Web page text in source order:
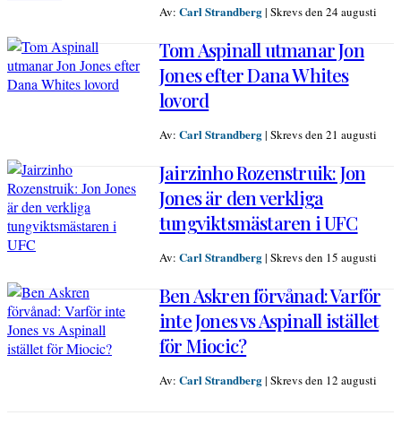
Av: Carl Strandberg| Skrevs den 24 augusti
Tom Aspinall utmanar Jon
Jones efter Dana Whites
lovord
Av: Carl Strandberg| Skrevs den 21 augusti
Jairzinho Rozenstruik: Jon
Jones är den verkliga
tungviktsmästaren i UFC
Av: Carl Strandberg| Skrevs den 15 augusti
Ben Askren förvånad: Varför
inte Jones vs Aspinall istället
för Miocic?
Av: Carl Strandberg| Skrevs den 12 augusti